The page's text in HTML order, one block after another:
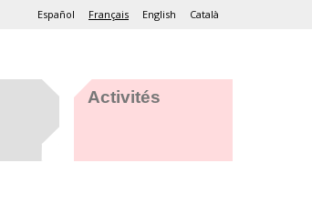
Català
English
Français
Español
Activités